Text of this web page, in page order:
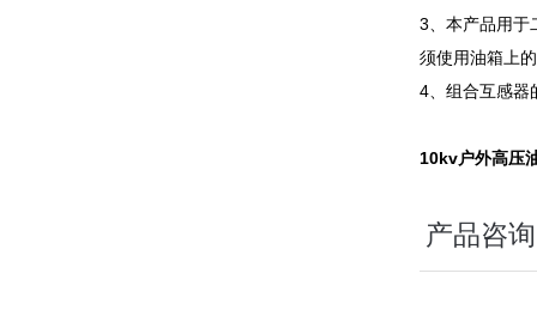
3、本产品用于
须使用油箱上
4、组合互感器
10kv户外高压
产品咨询